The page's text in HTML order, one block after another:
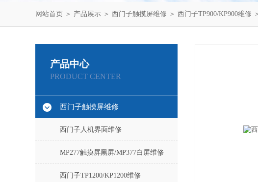
网站首页 ＞ 产品展示 ＞ 西门子触摸屏维修 ＞ 西门子TP900/KP900维修
产品中心
PRODUCT CENTER
西门子触摸屏维修
西门子人机界面维修
MP277触摸屏黑屏/MP377白屏维修
西门子TP1200/KP1200维修